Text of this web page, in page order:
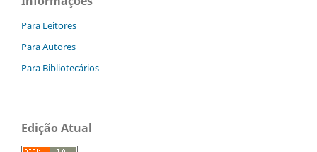
Para Leitores
Para Autores
Para Bibliotecários
Edição Atual